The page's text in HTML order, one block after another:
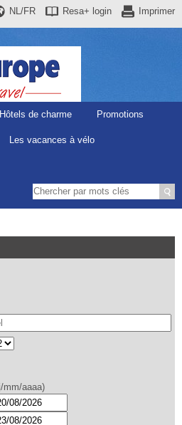
Imprimer
Resa+ login
NL/FR
Hôtels de charme Promotions
Les vacances à vélo
mm/aaaa)